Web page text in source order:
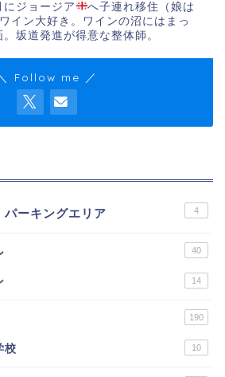
にジョージア
へ子連れ移住（娘は
イン大好き。ワインの沼にはまっ
。坂道発進が得意な整体師。
Follow me ／
ーキングエリア 4
40
14
190
校 10